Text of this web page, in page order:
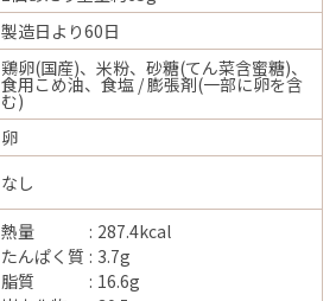
製造日より60日
鶏卵(国産)、米粉、砂糖(てん菜含蜜糖)、
食用こめ油、食塩 / 膨張剤(一部に卵を含
む)
卵
なし
熱量
287.4kcal
たんぱく質
3.7g
脂質
16.6g